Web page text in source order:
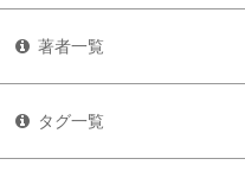
著者一覧
タグ一覧